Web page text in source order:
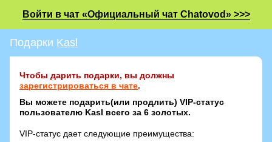
Войти в чат «Официальный чат Chatovod» >>>
Подарки Kasl
Чтобы дарить подарки, вы должны
зарегистрироваться в чате.
Вы можете подарить(или продлить) VIP-статус
пользователю Kasl всего за 6 золотых.
VIP-статус дает следующие преимущества: